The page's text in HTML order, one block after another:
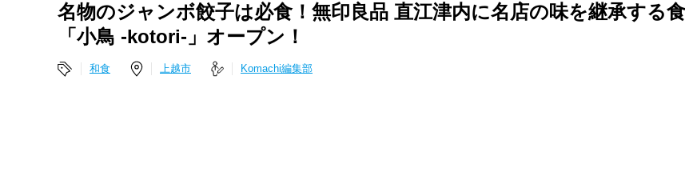
名物のジャンボ餃子は必食！無印良品 直江津内に名店の味を継承する
「小鳥 -kotori-」オープン！
和食 上越市 Komachi編集部